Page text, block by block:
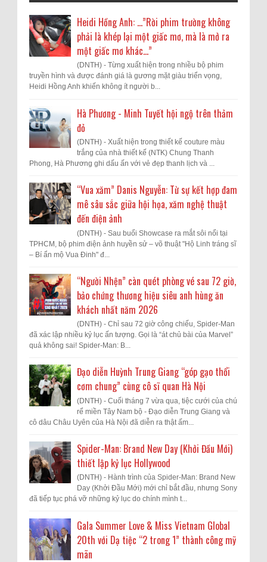
Heidi Hồng Anh: …”Rời phim trường không
phải là khép lại một giấc mơ, mà là mở ra
một giấc mơ khác...”
(DNTH) - Từng xuất hiện trong nhiều bộ phim
truyền hình và được đánh giá là gương mặt giàu triển vọng,
Heidi Hồng Anh khiến không ít người b...
Hà Phương - Minh Tuyết hội ngộ trên thảm
đỏ
(DNTH) - Xuất hiện trong thiết kế couture màu
trắng của nhà thiết kế (NTK) Chung Thanh
Phong, Hà Phương ghi dấu ấn với vẻ đẹp thanh lịch và ...
“Vua xăm” Danis Nguyễn: Từ sự kết hợp đam
mê sâu sắc giữa hội họa, xăm nghệ thuật
đến điện ảnh
(DNTH) - Sau buổi Showcase ra mắt sôi nổi tại
TPHCM, bộ phim điện ảnh huyền sử – võ thuật "Hộ Linh tráng sĩ
– Bí ẩn mộ Vua Đinh" đ...
“Người Nhện” càn quét phòng vé sau 72 giờ,
bảo chứng thương hiệu siêu anh hùng ăn
khách nhất năm 2026
(DNTH) - Chỉ sau 72 giờ công chiếu, Spider-Man
đã xác lập nhiều kỷ lục ấn tượng. Gọi là “át chủ bài của Marvel”
quả không sai! Spider-Man: B...
Đạo diễn Huỳnh Trung Giang “góp gạo thổi
cơm chung” cùng cô sĩ quan Hà Nội
(DNTH) - Cuối tháng 7 vừa qua, tiệc cưới của chú
rể miền Tây Nam bộ - Đạo diễn Trung Giang và
cô dâu Châu Uyên của Hà Nội đã diễn ra thật ấm...
Spider-Man: Brand New Day (Khởi Đầu Mới)
thiết lập kỷ lục Hollywood
(DNTH) - Hành trình của Spider-Man: Brand New
Day (Khởi Đầu Mới) mới chỉ bắt đầu, nhưng Sony
đã tiếp tục phá vỡ những kỷ lục do chính mình t...
Gala Summer Love & Miss Vietnam Global
20th với Dạ tiệc “2 trong 1” thành công mỹ
mãn